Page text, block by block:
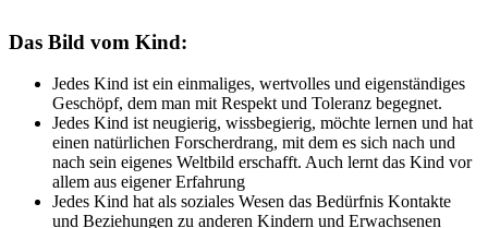
Das Bild vom Kind:
Jedes Kind ist ein einmaliges, wertvolles und eigenständiges
Geschöpf, dem man mit Respekt und Toleranz begegnet.
Jedes Kind ist neugierig, wissbegierig, möchte lernen und hat
einen natürlichen Forscherdrang, mit dem es sich nach und
nach sein eigenes Weltbild erschafft. Auch lernt das Kind vor
allem aus eigener Erfahrung
Jedes Kind hat als soziales Wesen das Bedürfnis Kontakte
und Beziehungen zu anderen Kindern und Erwachsenen